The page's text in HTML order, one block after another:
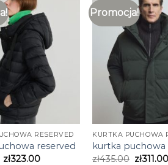
RESERVED
reserved
zł323.00
Promocja!
KURTKA PUCHOWA
kurtka puchowa
zł435.00 zł311.00